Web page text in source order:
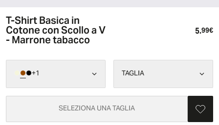
T-Shirt Basica in
Cotone con Scollo a V
- Marrone tabacco 5.99€
+1 TAGLIA
SELEZIONA UNA TAGLIA